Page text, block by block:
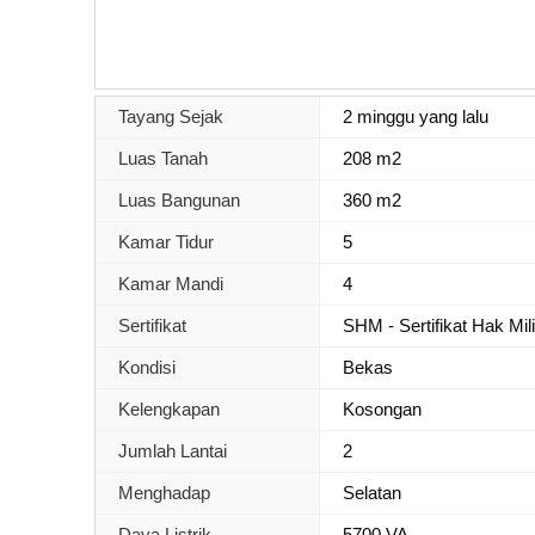
Tayang Sejak 2 minggu yang lalu
Luas Tanah 208 m2
Luas Bangunan 360 m2
Kamar Tidur 5
Kamar Mandi 4
Sertifikat SHM - Sertifikat Hak
Kondisi Bekas
Kelengkapan Kosongan
Jumlah Lantai 2
Menghadap Selatan